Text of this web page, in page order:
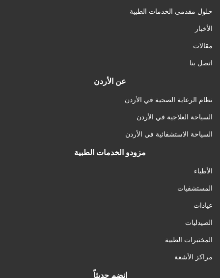
حلول مقدمي الخدمات الطبية
الأخبار
مقالات
اتصل بنا
عن الأردن
نظام الرعاية الصحية في الأردن
السياحة العلاجية في الأردن
السياحة الاستشفائية في الأردن
مزودو الخدمات الطبية
الأطباء
المستشفيات
عيادات
الصيدليات
المختبرات الطبية
مراكز الأشعة
انضم حديثاً